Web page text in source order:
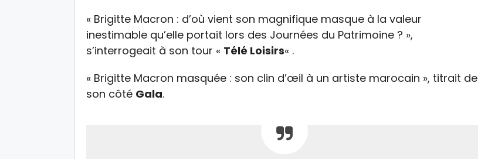
« Brigitte Macron : d’où vient son magnifique masque à la valeur
inestimable qu’elle portait lors des Journées du Patrimoine ? »,
s’interrogeait à son tour « Télé Loisirs« .
« Brigitte Macron masquée : son clin d’œil à un artiste marocain », titrait de
son côté Gala.